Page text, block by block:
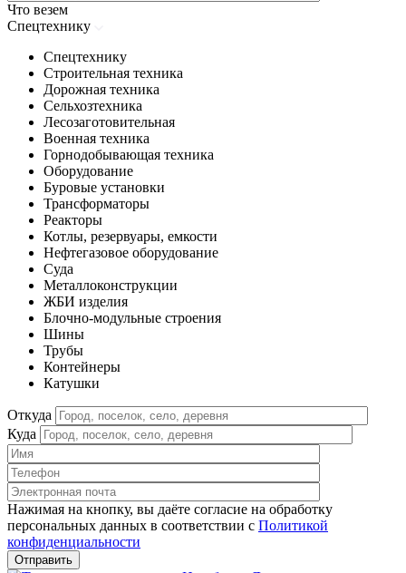
Что везем
Спецтехнику
Спецтехнику
Строительная техника
Дорожная техника
Сельхозтехника
Лесозаготовительная
Военная техника
Горнодобывающая техника
Оборудование
Буровые установки
Трансформаторы
Реакторы
Котлы, резервуары, емкости
Нефтегазовое оборудование
Cуда
Металлоконструкции
ЖБИ изделия
Блочно-модульные строения
Шины
Трубы
Контейнеры
Катушки
Откуда
Куда
Нажимая на кнопку, вы даёте согласие на обработку
персональных данных в соответствии c Политикой
конфиденциальности